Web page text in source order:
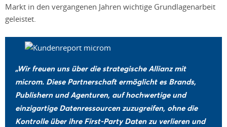
Markt in den vergangenen Jahren wichtige Grundlagenarbeit
geleistet.
„Wir freuen uns über die strategische Allianz mit
microm. Diese Partnerschaft ermöglicht es Brands,
Publishern und Agenturen, auf hochwertige und
einzigartige Datenressourcen zuzugreifen, ohne die
Kontrolle über ihre First-Party Daten zu verlieren und